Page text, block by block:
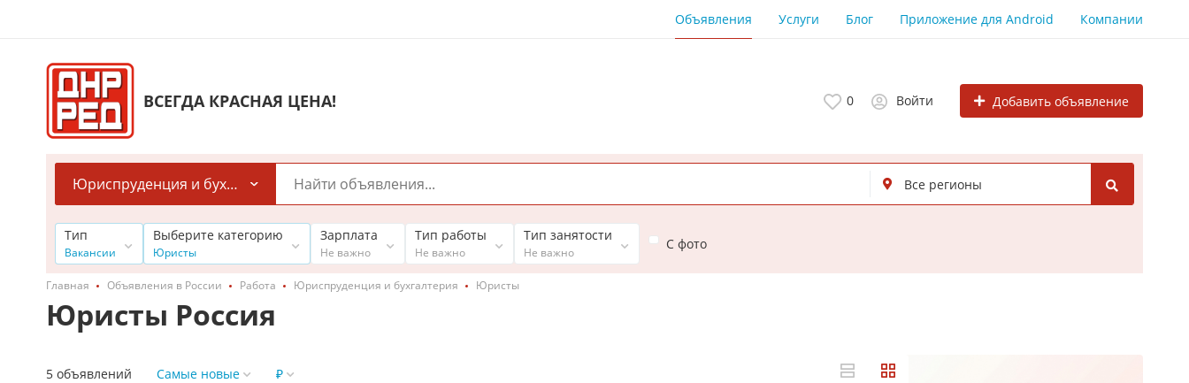
Объявления Услуги Блог Приложение для Android Компании
ВСЕГДА КРАСНАЯ ЦЕНА! 0 Войти Добавить объявление
Юриспруденция и бухгалтерия
Тип
Вакансии
Выберите категорию
Юристы
Зарплата
Не важно
Тип работы
Не важно
Тип занятости
Не важно
С фото
Главная Объявления в России Работа Юриспруденция и бухгалтерия Юристы
Юристы Россия
5 объявлений Самые новые ₽